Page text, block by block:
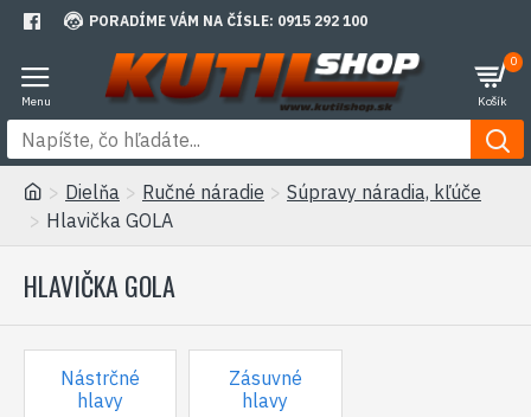
PORADÍME VÁM NA ČÍSLE: 0915 292 100
0
Dielňa Ručné náradie
Súpravy náradia, kľúče
Hlavička GOLA
HLAVIČKA GOLA
Nástrčné
hlavy
Zásuvné
hlavy